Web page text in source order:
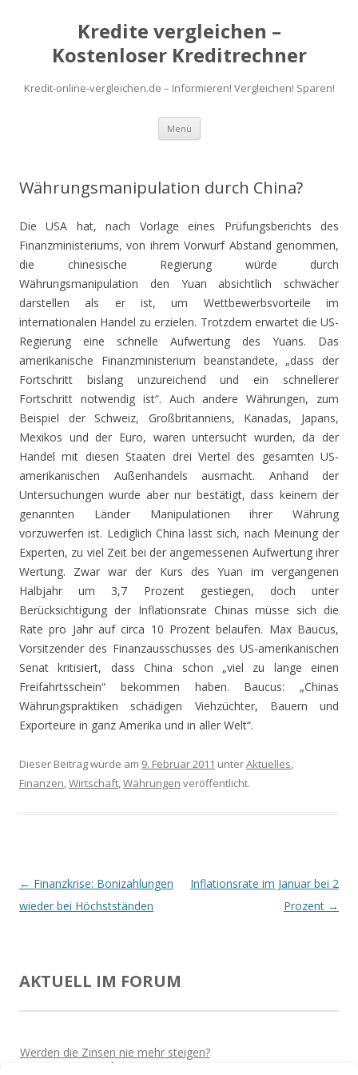
Kredite vergleichen –
Kostenloser Kreditrechner
Kredit-online-vergleichen.de – Informieren! Vergleichen! Sparen!
Menü Zum
springen
Währungsmanipulation durch China?
Die USA hat, nach Vorlage eines Prüfungsberichts des
Finanzministeriums, von ihrem Vorwurf Abstand genommen,
die chinesische Regierung würde durch
Währungsmanipulation den Yuan absichtlich schwächer
darstellen als er ist, um Wettbewerbsvorteile im
internationalen Handel zu erzielen. Trotzdem erwartet die US-
Regierung eine schnelle Aufwertung des Yuans. Das
amerikanische Finanzministerium beanstandete, „dass der
Fortschritt bislang unzureichend und ein schnellerer
Fortschritt notwendig ist“. Auch andere Währungen, zum
Beispiel der Schweiz, Großbritanniens, Kanadas, Japans,
Mexikos und der Euro, waren untersucht wurden, da der
Handel mit diesen Staaten drei Viertel des gesamten US-
amerikanischen Außenhandels ausmacht. Anhand der
Untersuchungen wurde aber nur bestätigt, dass keinem der
genannten Länder Manipulationen ihrer Währung
vorzuwerfen ist. Lediglich China lässt sich, nach Meinung der
Experten, zu viel Zeit bei der angemessenen Aufwertung ihrer
Wertung. Zwar war der Kurs des Yuan im vergangenen
Halbjahr um 3,7 Prozent gestiegen, doch unter
Berücksichtigung der Inflationsrate Chinas müsse sich die
Rate pro Jahr auf circa 10 Prozent belaufen. Max Baucus,
Vorsitzender des Finanzausschusses des US-amerikanischen
Senat kritisiert, dass China schon „viel zu lange einen
Freifahrtsschein“ bekommen haben. Baucus: „Chinas
Währungspraktiken schädigen Viehzüchter, Bauern und
Exporteure in ganz Amerika und in aller Welt“.
Dieser Beitrag wurde am 9. Februar 2011 unterAktuelles,
Finanzen,Wirtschaft,Währungen veröffentlicht.
Beitrags-
Navigation
← Finanzkrise: Bonizahlungen
wieder bei Höchstständen
Inflationsrate im Januar bei 2
Prozent →
AKTUELL IM FORUM
Werden die Zinsen nie mehr steigen?
Vor 5 Jahren